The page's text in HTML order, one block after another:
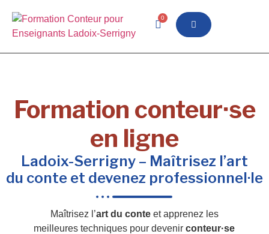
0
Formation conteur·se
en ligne
Ladoix-Serrigny – Maîtrisez l’art
du conte et devenez professionnel·le
Maîtrisez l’art du conteet apprenez les
meilleures techniques pour devenirconteur·se